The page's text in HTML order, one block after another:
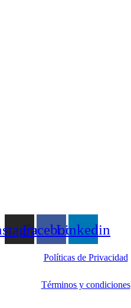
FacebookLinkedin
Políticas de Privacidad
Términos y condiciones